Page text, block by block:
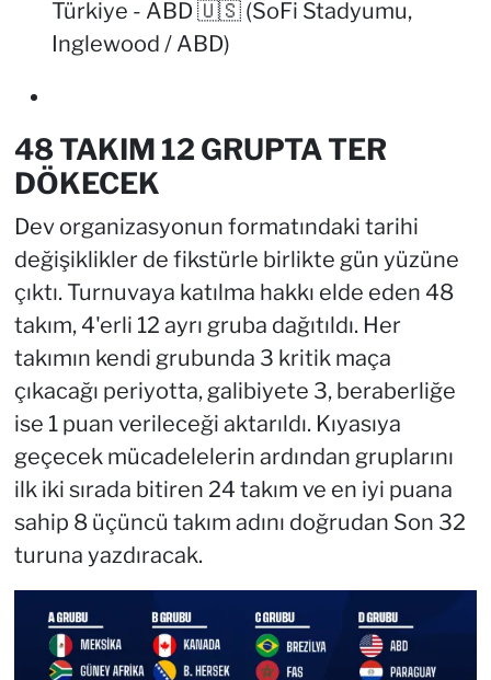
Türkiye - ABD 🇺🇸 (SoFi Stadyumu,
Inglewood / ABD)
48 TAKIM 12 GRUPTA TER
DÖKECEK
Dev organizasyonun formatındaki tarihi
değişiklikler de fikstürle birlikte gün yüzüne
çıktı. Turnuvaya katılma hakkı elde eden 48
takım, 4'erli 12 ayrı gruba dağıtıldı. Her
takımın kendi grubunda 3 kritik maça
çıkacağı periyotta, galibiyete 3, beraberliğe
ise 1 puan verileceği aktarıldı. Kıyasıya
geçecek mücadelelerin ardından gruplarını
ilk iki sırada bitiren 24 takım ve en iyi puana
sahip 8 üçüncü takım adını doğrudan Son 32
turuna yazdıracak.